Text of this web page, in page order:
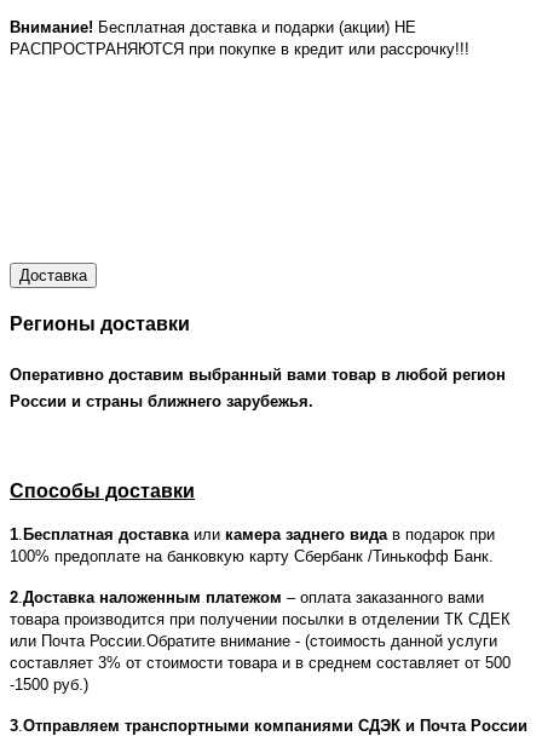
Внимание! Бесплатная доставка и подарки (акции) НЕ
РАСПРОСТРАНЯЮТСЯ при покупке в кредит или рассрочку!!!
Доставка
Регионы доставки
Оперативно доставим выбранный вами товар в любой регион
России и страны ближнего зарубежья.
Способы доставки
1 Бесплатная доставка или камера заднего вида в подарок при
100% предоплате на банковкую карту Сбербанк /Тинькофф Банк.
2 Доставка наложенным платежом – оплата заказанного вами
товара производится при получении посылки в отделении ТК СДЕК
или Почта России.Обратите внимание - (стоимость данной услуги
составляет 3% от стоимости товара и в среднем составляет от 500
-1500 руб.)
3 Отправляем транспортными компаниями СДЭК и Почта России